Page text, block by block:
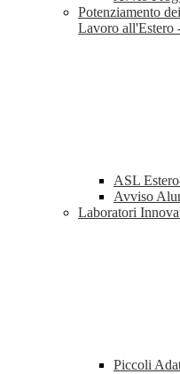
Potenziamento
Lavoro all'Estero
ASL
Avviso
Laboratori
Piccoli